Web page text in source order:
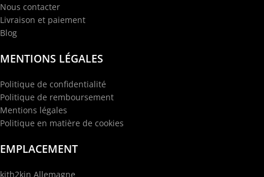
Nous contacter
Livraison et paiement
Blog
MENTIONS LÉGALES
Politique de confidentialité
Politique de remboursement
Mentions légales
Politique en matière de cookies
EMPLACEMENT
kith2kin Allemagne